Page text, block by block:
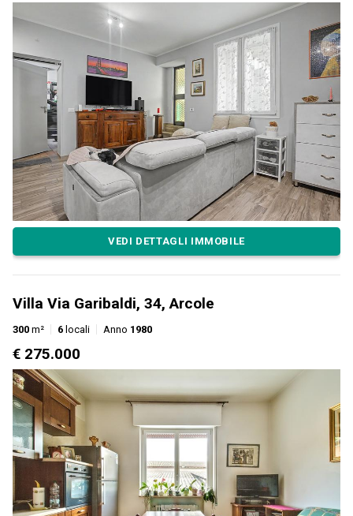
VEDI DETTAGLI IMMOBILE
Villa Via Garibaldi, 34, Arcole
300 m² 6 locali Anno 1980
€ 275.000